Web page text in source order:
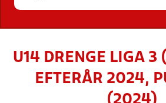
U14 DRENGE LIGA 3
EFTERÅR 2024,
(2024)